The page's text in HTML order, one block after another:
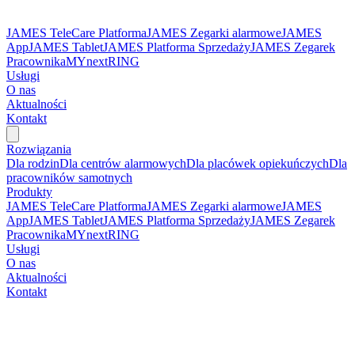
JAMES TeleCare PlatformaJAMES Zegarki alarmoweJAMES
AppJAMES TabletJAMES Platforma SprzedażyJAMES Zegarek
PracownikaMYnextRING
Usługi
O nas
Aktualności
Kontakt
Rozwiązania
Dla rodzinDla centrów alarmowychDla placówek opiekuńczychDla
pracowników samotnych
Produkty
JAMES TeleCare PlatformaJAMES Zegarki alarmoweJAMES
AppJAMES TabletJAMES Platforma SprzedażyJAMES Zegarek
PracownikaMYnextRING
Usługi
O nas
Aktualności
Kontakt